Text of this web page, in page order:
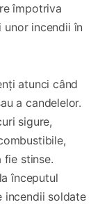
împotriva
unor incendii în
atunci când
a candelelor.
sigure,
fie stinse.
începutul
incendii soldate